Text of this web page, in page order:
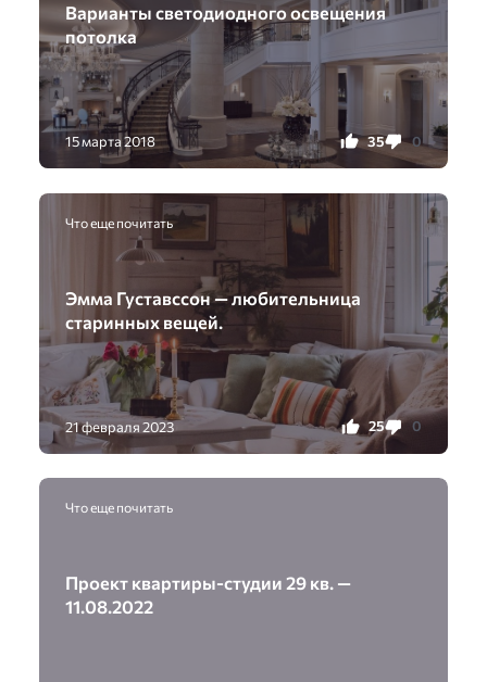
Варианты светодиодного освещения
потолка
15 марта 2018 35 0
Что еще почитать
Эмма Густавссон — любительница
старинных вещей.
21 февраля 2023 25 0
Что еще почитать
Проект квартиры-студии 29 кв. —
11.08.2022